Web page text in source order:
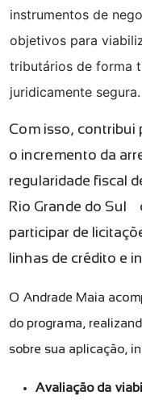
instrumentos de
objetivos para
tributários de forma
juridicamente segura.
Com isso, contribui
o incremento da
regularidade fiscal
Rio Grande do Sul
participar de
linhas de crédito e
O Andrade Maia
do programa,
sobre sua aplicação,
Avaliação da